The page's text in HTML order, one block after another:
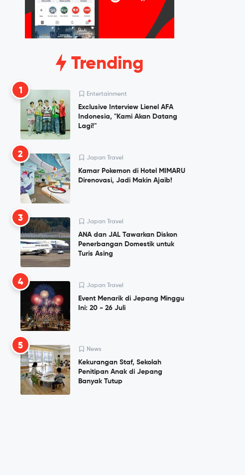
Trending
1 Entertainment
Exclusive Interview Lienel AFA
Indonesia, "Kami Akan Datang
Lagi!"
2 Japan Travel
Kamar Pokemon di Hotel MIMARU
Direnovasi, Jadi Makin Ajaib!
3 Japan Travel
ANA dan JAL Tawarkan Diskon
Penerbangan Domestik untuk
Turis Asing
4 Japan Travel
Event Menarik di Jepang Minggu
Ini: 20 - 26 Juli
5 News
Kekurangan Staf, Sekolah
Penitipan Anak di Jepang
Banyak Tutup